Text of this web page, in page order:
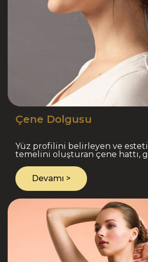
Çene Dolgusu
Yüz profilini belirleyen ve
temelini oluşturan çene hattı,
şekillendirilebilme..
Devamı >